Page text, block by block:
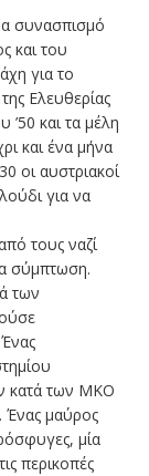
συνασπισμό
και του
για το
Ελευθερίας
’50 και τα μέλη
και ένα μήνα
οι αυστριακοί
για να
τους ναζί
σύμπτωση.
των
κατά των ΜΚΟ
Ένας μαύρος
μία
περικοπές